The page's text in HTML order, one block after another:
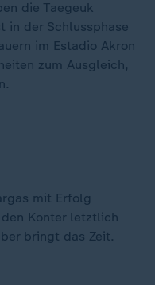
die Taegeuk
in der Schlussphase
im Estadio Akron
zum Ausgleich,
mit Erfolg
Konter letztlich
bringt das Zeit.